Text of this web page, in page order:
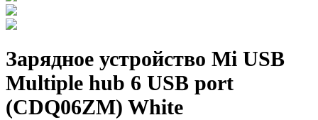
Зарядное устройство Mi USB
Multiple hub 6 USB port
(CDQ06ZM) White